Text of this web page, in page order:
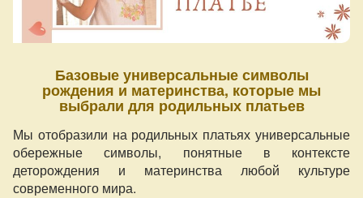
Базовые универсальные символы
рождения и материнства, которые мы
выбрали для родильных платьев
Мы отобразили на родильных платьях универсальные
обережные символы, понятные в контексте
деторождения и материнства любой культуре
современного мира.